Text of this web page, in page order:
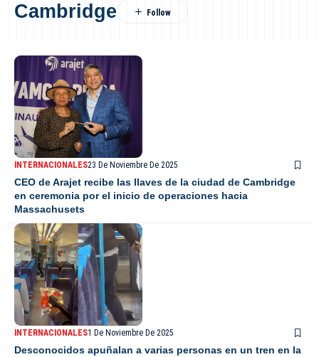
Cambridge
INTERNACIONALES23 De Noviembre De 2025
CEO de Arajet recibe las llaves de la ciudad de Cambridge
en ceremonia por el inicio de operaciones hacia
Massachusets
INTERNACIONALES1 De Noviembre De 2025
Desconocidos apuñalan a varias personas en un tren en la